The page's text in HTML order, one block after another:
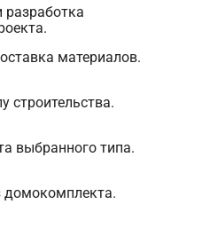
разработка
материалов.
строительства.
выбранного типа.
домокомплекта.